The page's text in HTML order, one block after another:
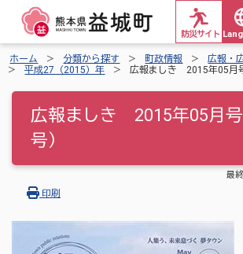
防災サイト
ホーム 分類から探す 町政情報 広報・
平成27（2015）年
広報ましき 2015年05月
広報ましき 2015年05月
号）
最
印刷